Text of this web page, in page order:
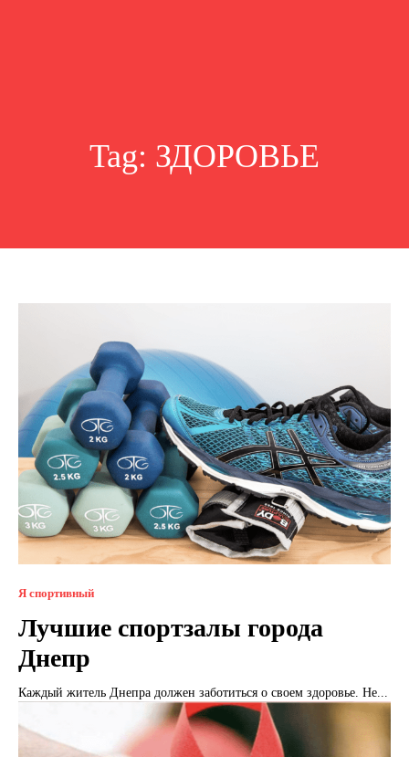
Tag: ЗДОРОВЬЕ
Я спортивный
Лучшие спортзалы города
Днепр
Каждый житель Днепра должен заботиться о своем здоровье. Не...